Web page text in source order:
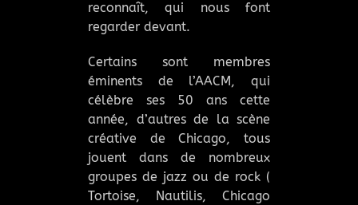
reconnaît, qui nous font
regarder devant.
Certains sont membres
éminents de l’AACM, qui
célèbre ses 50 ans cette
année, d’autres de la scène
créative de Chicago, tous
jouent dans de nombreux
groupes de jazz ou de rock (
Tortoise, Nautilis, Chicago